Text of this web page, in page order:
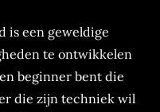
is een geweldige
te ontwikkelen
beginner bent die
die zijn techniek wil